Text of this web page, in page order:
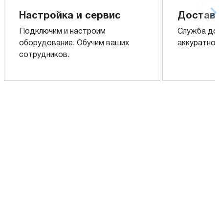
Настройка и сервис
Подключим и настроим
оборудование. Обучим ваших
сотрудников.
Служба
аккуратно